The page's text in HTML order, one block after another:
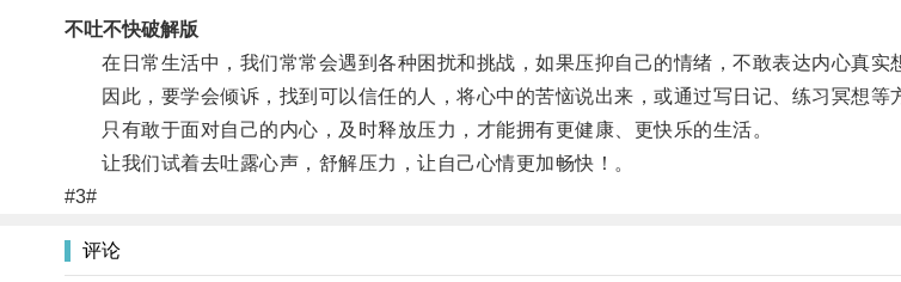
不吐不快破解版
在日常生活中，我们常常会遇到各种困扰和挑战，如果压抑自己的情绪，不敢表达内心真实
因此，要学会倾诉，找到可以信任的人，将心中的苦恼说出来，或通过写日记、练习冥想等
只有敢于面对自己的内心，及时释放压力，才能拥有更健康、更快乐的生活。
让我们试着去吐露心声，舒解压力，让自己心情更加畅快！。
#3#
评论